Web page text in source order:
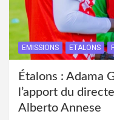
EMISSIONS ETALONS
Étalons : Adama
l’apport du
Alberto Annese